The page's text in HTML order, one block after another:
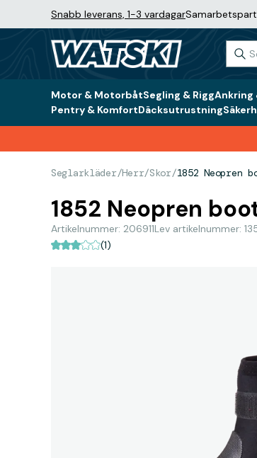
Snabb leverans, 1-3 vardagar
Motor & MotorbåtSegling & RiggAnkring
Pentry & KomfortDäcksutrustning
Seglarkläder/Herr/Skor/1852 Neopren
1852 Neopren
Artikelnummer: 206911Lev artikelnummer:
(1)